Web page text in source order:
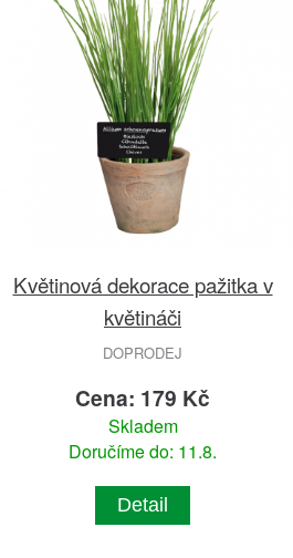
Květinová dekorace pažitka v
květináči
DOPRODEJ
Cena: 179 Kč
Skladem
Doručíme do: 11.8.
Detail